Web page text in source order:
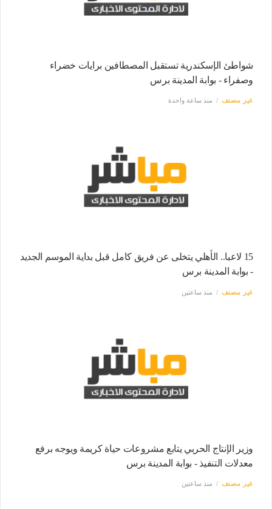
شواطئ الإسكندرية تستقبل المصطافين برايات خضراء
وصفراء - بوابة المدينة برس
غير مصنف منذ ساعة واحدة
15 لاعبا.. الأهلي يتخلى عن فريق كامل قبل بداية الموسم الجديد
- بوابة المدينة برس
غير مصنف منذ ساعتين
وزير الإنتاج الحربي يتابع مشروعات حياة كريمة ويوجه برفع
معدلات التنفيذ - بوابة المدينة برس
غير مصنف منذ ساعتين